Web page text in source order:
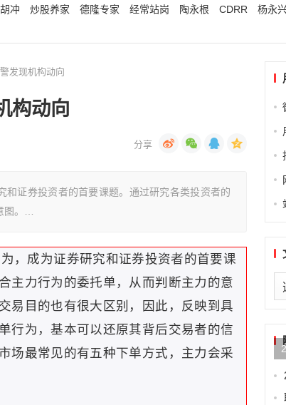
冲 炒股养家 德隆专家 经常站岗 陶永根 CDRR 杨永
发现机构动向
构动向
证券投资者的首要课题。通过研究各类投资者的
图。…
，成为证券研究和证券投资者的首要课
主力行为的委托单，从而判断主力的意
易目的也有很大区别，因此，反映到具
行为，基本可以还原其背后交易者的信
场最常见的有五种下单方式，主力会采
文
章
类